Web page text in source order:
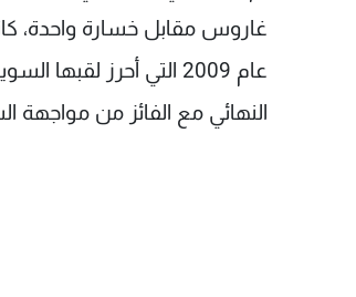
غاروس مقابل خسارة واحدة،
عام 2009 التي أحرز
النهائي مع الفائز من